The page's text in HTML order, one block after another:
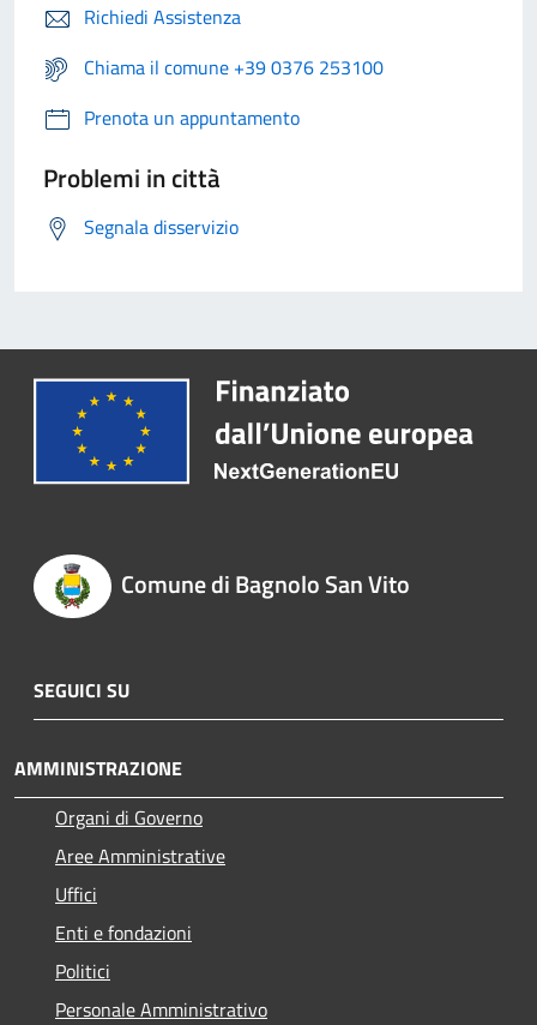
Richiedi Assistenza
Chiama il comune +39 0376 253100
Prenota un appuntamento
Problemi in città
Segnala disservizio
Comune di Bagnolo San Vito
SEGUICI SU
AMMINISTRAZIONE
Organi di Governo
Aree Amministrative
Uffici
Enti e fondazioni
Politici
Personale Amministrativo